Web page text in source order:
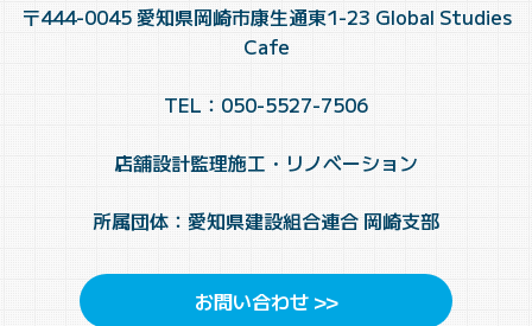
〒444-0045 愛知県岡崎市康生通東1-23 Global Studies
Cafe
TEL：050-5527-7506
店舗設計監理施工・リノベーション
所属団体：愛知県建設組合連合 岡崎支部
お問い合わせ >>